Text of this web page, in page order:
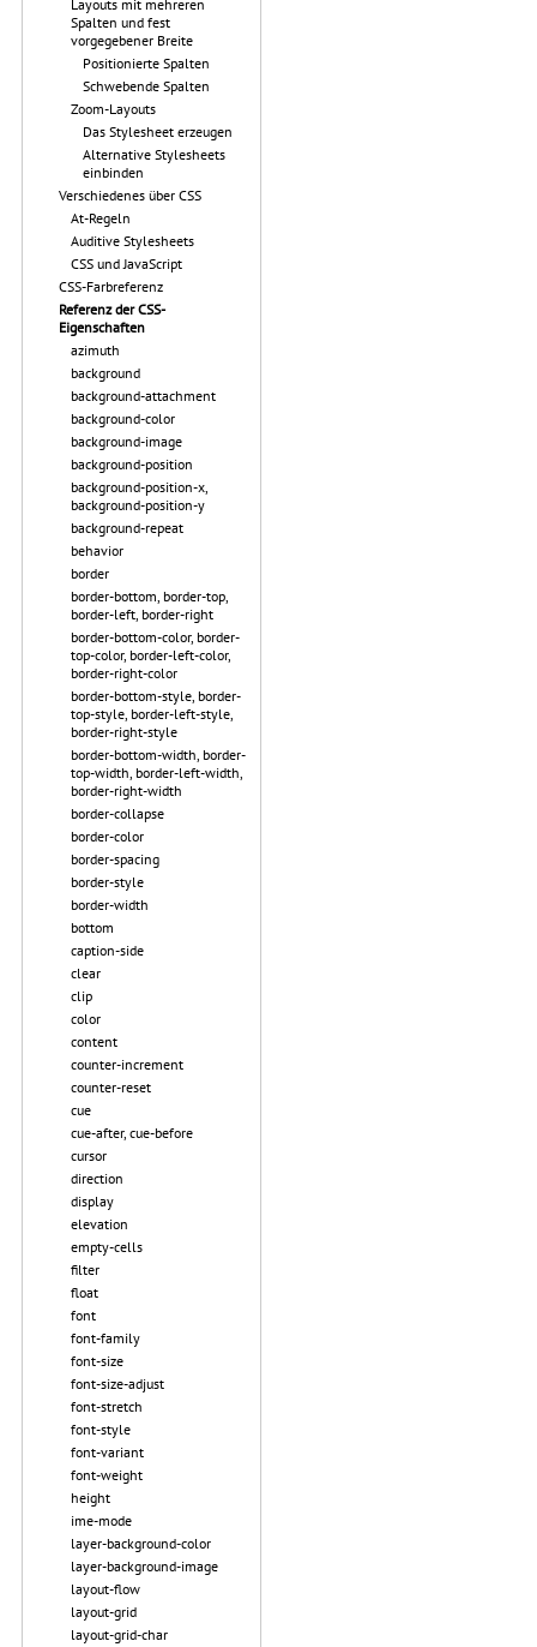
Layouts mit mehreren
Spalten und fest
vorgegebener Breite
Positionierte Spalten
Schwebende Spalten
Zoom-Layouts
Das Stylesheet erzeugen
Alternative Stylesheets
einbinden
Verschiedenes über CSS
At-Regeln
Auditive Stylesheets
CSS und JavaScript
CSS-Farbreferenz
Referenz der CSS-
Eigenschaften
azimuth
background
background-attachment
background-color
background-image
background-position
background-position-x,
background-position-y
background-repeat
behavior
border
border-bottom, border-top,
border-left, border-right
border-bottom-color, border-
top-color, border-left-color,
border-right-color
border-bottom-style, border-
top-style, border-left-style,
border-right-style
border-bottom-width, border-
top-width, border-left-width,
border-right-width
border-collapse
border-color
border-spacing
border-style
border-width
bottom
caption-side
clear
clip
color
content
counter-increment
counter-reset
cue
cue-after, cue-before
cursor
direction
display
elevation
empty-cells
filter
float
font
font-family
font-size
font-size-adjust
font-stretch
font-style
font-variant
font-weight
height
ime-mode
layer-background-color
layer-background-image
layout-flow
layout-grid
layout-grid-char